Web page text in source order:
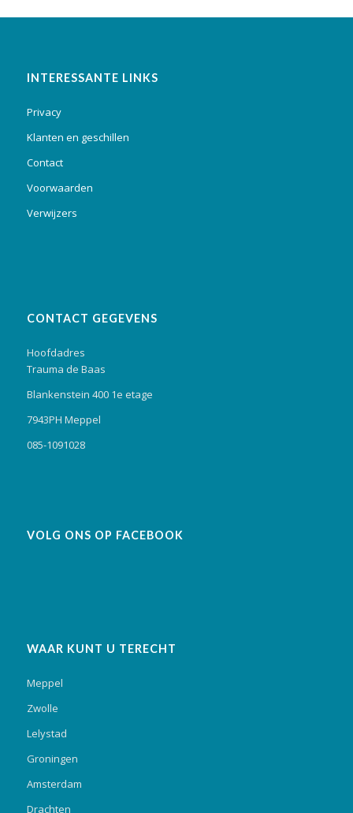
INTERESSANTE LINKS
Privacy
Klanten en geschillen
Contact
Voorwaarden
Verwijzers
CONTACT GEGEVENS
Hoofdadres
Trauma de Baas
Blankenstein 400 1e etage
7943PH Meppel
085-1091028
VOLG ONS OP FACEBOOK
WAAR KUNT U TERECHT
Meppel
Zwolle
Lelystad
Groningen
Amsterdam
Drachten